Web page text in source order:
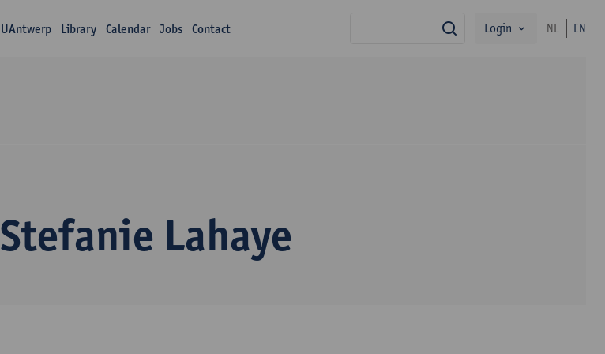
Library Calendar Jobs Contact search
Login NL EN
Lahaye